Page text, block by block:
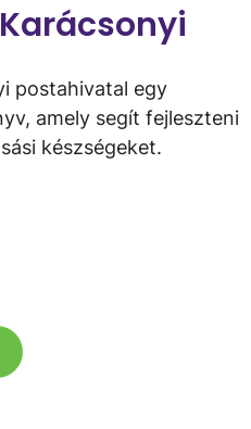
postahivatal egy
amely segít fejleszteni
készségeket.